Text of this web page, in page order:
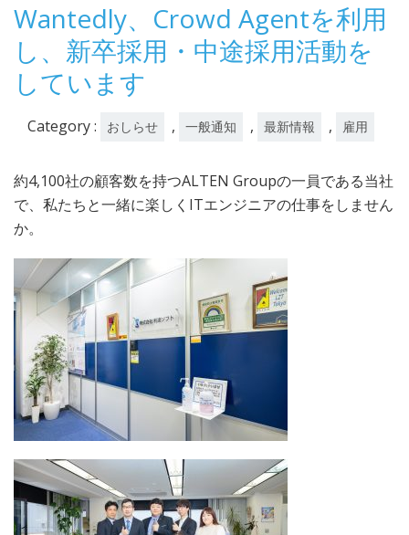
26
日
Wantedly、Crowd Agentを利用
し、新卒採用・中途採用活動を
しています
Category : おしらせ , 一般通知 , 最新情報 , 雇用
約4,100社の顧客数を持つALTEN Groupの一員である当社
で、私たちと一緒に楽しくITエンジニアの仕事をしません
か。